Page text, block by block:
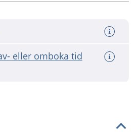
eller omboka tid